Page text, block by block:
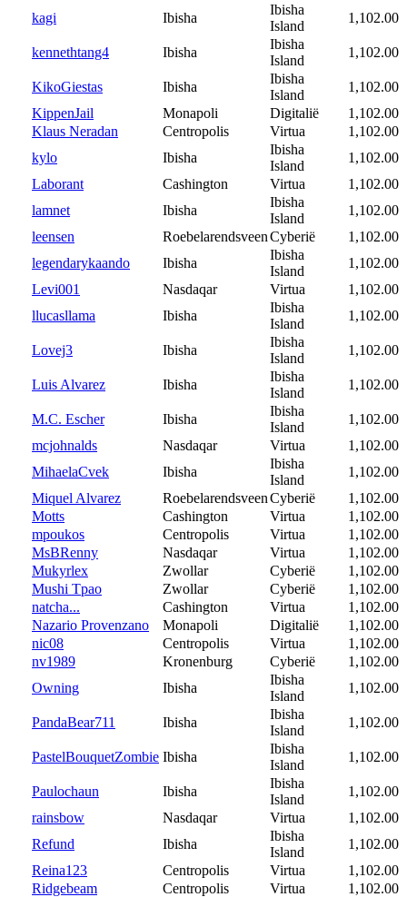
kagi
Ibisha
Ibisha
Island
1,102.00
kennethtang4 Ibisha
Ibisha
Island
1,102.00
KikoGiestas Ibisha
Ibisha
Island
1,102.00
KippenJail
Monapoli Digitalië
1,102.00
Klaus Neradan
Centropolis Virtua
1,102.00
kylo
Ibisha
Ibisha
Island
1,102.00
Laborant
Cashington Virtua
1,102.00
lamnet
Ibisha
Ibisha
Island
1,102.00
leensen
RoebelarendsveenCyberië
1,102.00
legendarykaando
Ibisha
Ibisha
Island
1,102.00
Levi001
Nasdaqar Virtua
1,102.00
llucasllama
Ibisha
Ibisha
Island
1,102.00
Lovej3 Ibisha
Ibisha
Island
1,102.00
Luis Alvarez Ibisha
Ibisha
Island
1,102.00
M.C. Escher Ibisha
Ibisha
Island
1,102.00
mcjohnalds
Nasdaqar Virtua
1,102.00
MihaelaCvek
Ibisha
Ibisha
Island
1,102.00
Miquel Alvarez
RoebelarendsveenCyberië
1,102.00
Motts
Cashington Virtua
1,102.00
mpoukos
Centropolis Virtua
1,102.00
MsBRenny
Nasdaqar Virtua
1,102.00
Mukyrlex
Zwollar Cyberië
1,102.00
Mushi Tpao
Zwollar Cyberië
1,102.00
natcha...
Cashington Virtua
1,102.00
Nazario Provenzano
Monapoli Digitalië
1,102.00
nic08
Centropolis Virtua
1,102.00
nv1989
Kronenburg Cyberië
1,102.00
Owning
Ibisha
Ibisha
Island
1,102.00
PandaBear711 Ibisha
Ibisha
Island
1,102.00
PastelBouquetZombie Ibisha
Ibisha
Island
1,102.00
Paulochaun Ibisha
Ibisha
Island
1,102.00
rainsbow
Nasdaqar Virtua
1,102.00
Refund
Ibisha
Ibisha
Island
1,102.00
Reina123
Centropolis Virtua
1,102.00
Ridgebeam
Centropolis Virtua
1,102.00